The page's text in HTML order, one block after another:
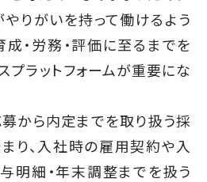
りがいを持って働けるよう
成・労務・評価に至るまでを
プラットフォームが重要にな
から内定までを取り扱う採
り、入社時の雇用契約や入
明細・年末調整までを扱う